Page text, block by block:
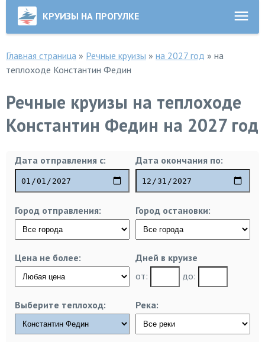
КРУИЗЫ НА ПРОГУЛКЕ
Главная страница » Речные круизы » на 2027 год » на
теплоходе Константин Федин
Речные круизы на теплоходе
Константин Федин на 2027 год
Дата отправления с: Дата окончания по:
Город отправления: Город остановки:
Цена не более:
Дней в круизе
от:
до:
Выберите теплоход: Река: